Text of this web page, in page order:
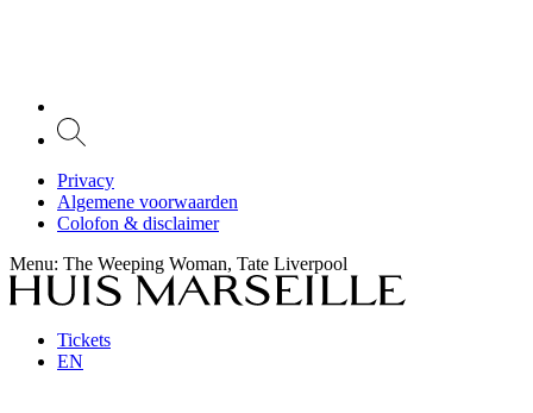
Privacy
Algemene voorwaarden
Colofon & disclaimer
Menu: The Weeping Woman, Tate Liverpool
Tickets
EN